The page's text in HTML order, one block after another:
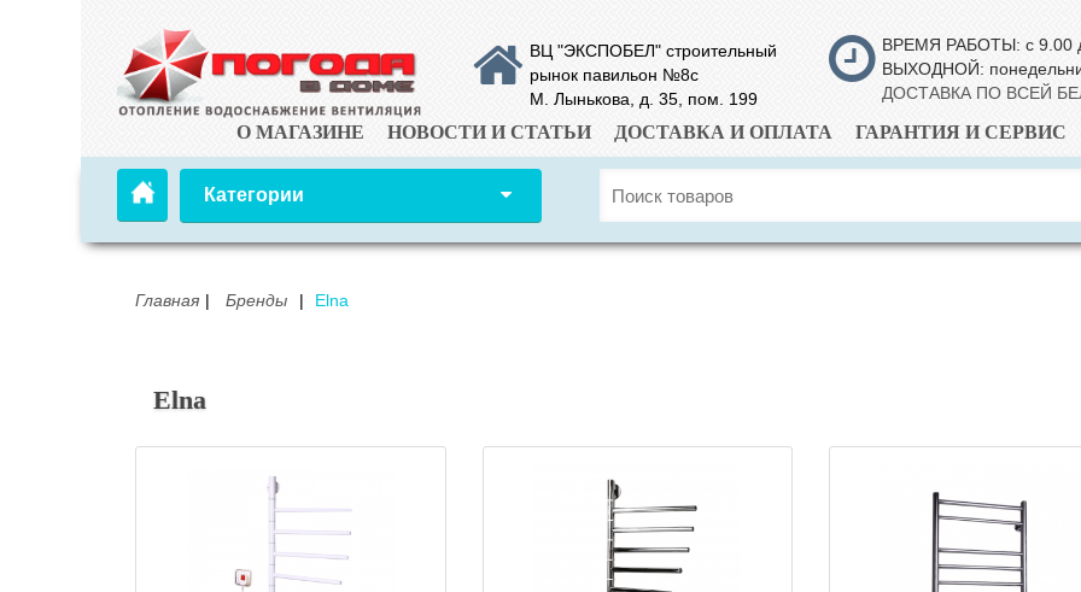
ВЦ "ЭКСПОБЕЛ" строительный
рынок павильон №8с
М. Лынькова, д. 35, пом. 199
ВРЕМЯ РАБОТЫ: с 9.00
ВЫХОДНОЙ:
ДОСТАВКА ПО ВСЕЙ
О МАГАЗИНЕ НОВОСТИ И СТАТЬИ ДОСТАВКА И ОПЛАТА ГАРАНТИЯ И СЕРВИС
Категории
Главная Бренды Elna
Elna